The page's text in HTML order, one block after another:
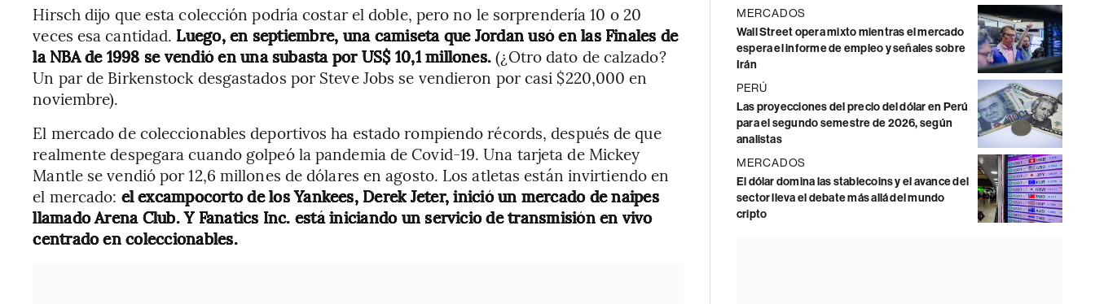
Hirsch dijo que esta colección podría costar el doble, pero no le sorprendería 10 o 20
veces esa cantidad. Luego, en septiembre, una camiseta que Jordan usó en las Finales de
la NBA de 1998 se vendió en una subasta por US$ 10,1 millones.(¿Otro dato de calzado?
Un par de Birkenstock desgastados por Steve Jobs se vendieron por casi $220,000 en
noviembre).
El mercado de coleccionables deportivos ha estado rompiendo récords, después de que
realmente despegara cuando golpeó la pandemia de Covid-19. Una tarjeta de Mickey
Mantle se vendió por 12,6 millones de dólares en agosto. Los atletas están invirtiendo en
el mercado: el excampocorto de los Yankees, Derek Jeter, inició un mercado de naipes
llamado Arena Club. Y Fanatics Inc. está iniciando un servicio de transmisión en vivo
centrado en coleccionables.
MERCADOS
Wall Street opera mixto mientras el mercado
espera el informe de empleo y señales sobre
Irán
PERÚ
Las proyecciones del precio del dólar en Perú
para el segundo semestre de 2026, según
analistas
MERCADOS
El dólar domina las stablecoins y el avance del
sector lleva el debate más allá del mundo
cripto